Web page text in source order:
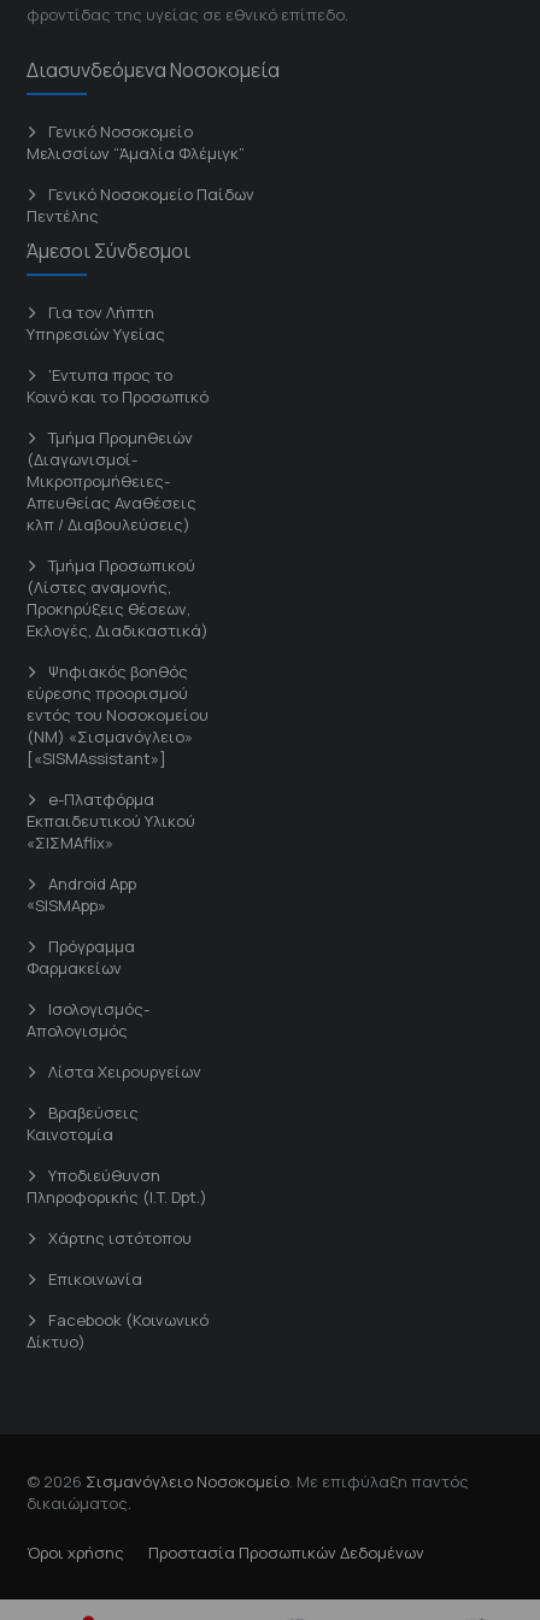
φροντίδας της υγείας σε εθνικό επίπεδο.
Διασυνδεόμενα Νοσοκομεία
Γενικό Νοσοκομείο
Μελισσίων “Άμαλία Φλέμιγκ”
Γενικό Νοσοκομείο Παίδων
Πεντέλης
Άμεσοι Σύνδεσμοι
Για τον Λήπτη
Υπηρεσιών Υγείας
'Εντυπα προς το
Κοινό και το Προσωπικό
Τμήμα Προμηθειών
(Διαγωνισμοί-
Μικροπρομήθειες-
Απευθείας Αναθέσεις
κλπ / Διαβουλεύσεις)
Τμήμα Προσωπικού
(Λίστες αναμονής,
Προκηρύξεις θέσεων,
Εκλογές, Διαδικαστικά)
Ψηφιακός βοηθός
εύρεσης προορισμού
εντός του Νοσοκομείου
(ΝΜ) «Σισμανόγλειο»
[«SISMAssistant»]
e-Πλατφόρμα
Εκπαιδευτικού Υλικού
«ΣΙΣΜΑflix»
Android App
«SISMApp»
Πρόγραμμα
Φαρμακείων
Ισολογισμός-
Απολογισμός
Λίστα Χειρουργείων
Βραβεύσεις
Καινοτομία
Υποδιεύθυνση
Πληροφορικής (I.T. Dpt.)
Χάρτης ιστότοπου
Επικοινωνία
Facebook (Κοινωνικό
Δίκτυο)
© 2026 Σισμανόγλειο Νοσοκομείο . Με επιφύλαξη παντός
δικαιώματος.
Όροι χρήσης Προστασία Προσωπικών Δεδομένων